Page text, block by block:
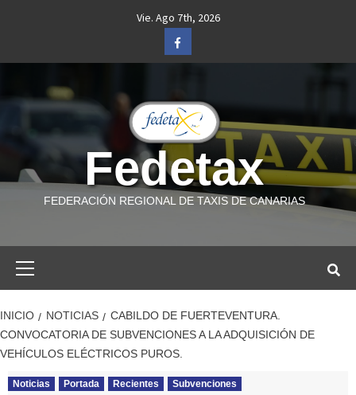
Vie. Ago 7th, 2026
Facebook
Fedetax
FEDERACIÓN REGIONAL DE TAXIS DE CANARIAS
INICIO NOTICIAS
CABILDO DE FUERTEVENTURA.
CONVOCATORIA DE SUBVENCIONES A LA ADQUISICIÓN DE
VEHÍCULOS ELÉCTRICOS PUROS.
Noticias Portada Recientes Subvenciones